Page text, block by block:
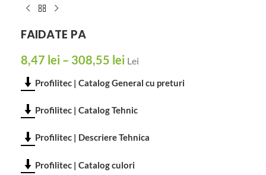
FAIDATE PA
8,47 lei – 308,55 lei Lei
Profilitec | Catalog General cu preturi
Profilitec | Catalog Tehnic
Profilitec | Descriere Tehnica
Profilitec | Catalog culori